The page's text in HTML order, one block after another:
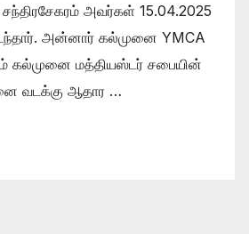
அவர்கள் 15.04.2025
அன்னார் கல்முனை YMCA
கல்முனை மத்தியஸ்டர் சபையின்
வடக்கு ஆதார …